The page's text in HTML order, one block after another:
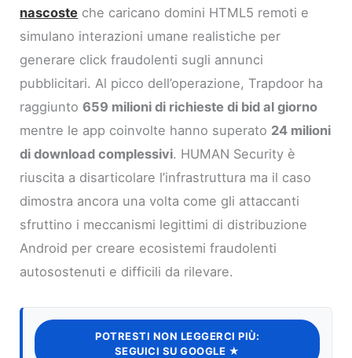
nascoste che caricano domini HTML5 remoti e
simulano interazioni umane realistiche per
generare click fraudolenti sugli annunci
pubblicitari. Al picco dell’operazione, Trapdoor ha
raggiunto659 milioni di richieste di bid al giorno
mentre le app coinvolte hanno superato 24 milioni
di download complessivi. HUMAN Security è
riuscita a disarticolare l’infrastruttura ma il caso
dimostra ancora una volta come gli attaccanti
sfruttino i meccanismi legittimi di distribuzione
Android per creare ecosistemi fraudolenti
autosostenuti e difficili da rilevare.
POTRESTI NON LEGGERCI PIÙ:
SEGUICI SU GOOGLE ★